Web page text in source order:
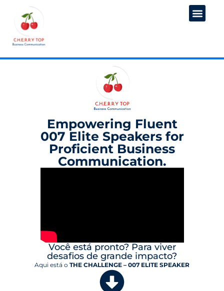
Empowering Fluent
007 Elite Speakers for
Proficient Business
Communication.
Você está pronto? Para viver
desafios de grande impacto?
Aqui está o THE CHALLENGE – 007 ELITE SPEAKER